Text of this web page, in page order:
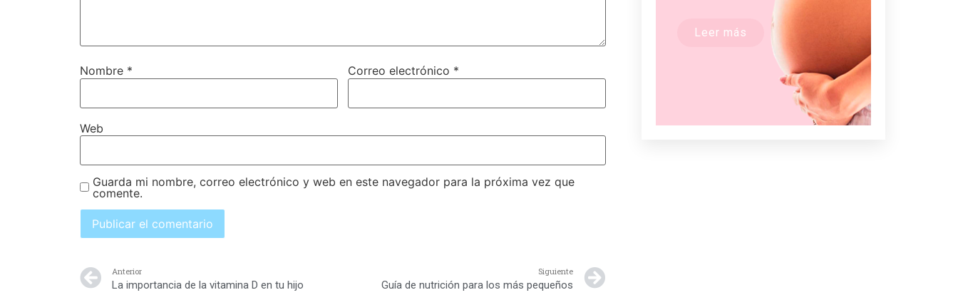
Nombre * Correo electrónico *
Web
Guarda mi nombre, correo electrónico y web en este navegador para la próxima vez que
comente.
Anterior
La importancia de la vitamina D en tu hijo
Siguiente
Guía de nutrición para los más pequeños
Leer más